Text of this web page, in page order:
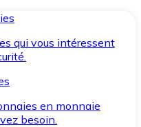
qui vous intéressent
en monnaie
besoin.